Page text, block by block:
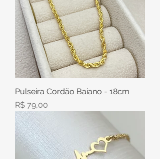
Pulseira Cordão Baiano - 18cm
Preço
R$ 79,00